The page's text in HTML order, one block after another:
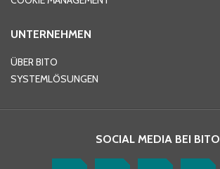
UNTERNEHMEN
ÜBER BITO
SYSTEMLÖSUNGEN
SOCIAL MEDIA BEI BITO